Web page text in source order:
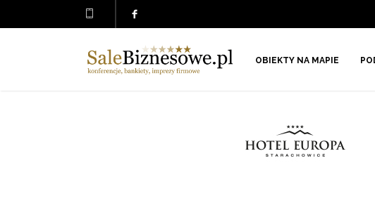
OBIEKTY NA MAPIE